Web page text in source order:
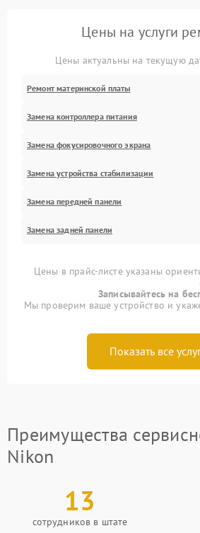
Цены на услуги
Цены актуальны на текущую
Ремонт материнской платы
Замена контроллера питания
Замена фокусировочного экрана
Замена устройства стабилизации
Замена передней панели
Замена задней панели
Цены в прайс-листе указаны
Записывайтесь на
Мы проверим ваше устройство и
Показать все
Преимущества
Nikon
13
сотрудников в штате